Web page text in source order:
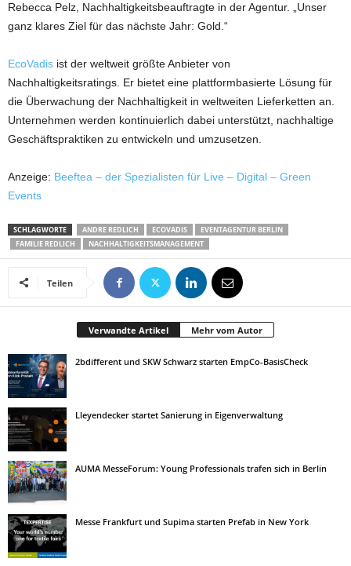
Rebecca Pelz, Nachhaltigkeitsbeauftragte in der Agentur. „Unser
ganz klares Ziel für das nächste Jahr: Gold.“
EcoVadis ist der weltweit größte Anbieter von
Nachhaltigkeitsratings. Er bietet eine plattformbasierte Lösung für
die Überwachung der Nachhaltigkeit in weltweiten Lieferketten an.
Unternehmen werden kontinuierlich dabei unterstützt, nachhaltige
Geschäftspraktiken zu entwickeln und umzusetzen.
Anzeige: Beeftea – der Spezialisten für Live – Digital – Green
Events
SCHLAGWORTE ANDRE REDLICH ECOVADIS
EVENTAGENTUR BERLIN
FAMILIE REDLICH
NACHHALTIGKEITSMANAGEMENT
Teilen
Verwandte Artikel Mehr vom Autor
2bdifferent und SKW Schwarz starten EmpCo-BasisCheck
Lleyendecker startet Sanierung in Eigenverwaltung
AUMA MesseForum: Young Professionals trafen sich in Berlin
Messe Frankfurt und Supima starten Prefab in New York